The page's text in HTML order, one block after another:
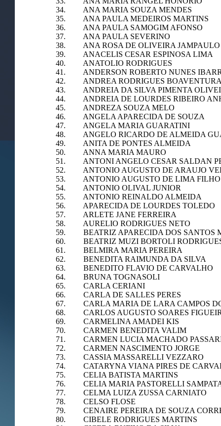
34. ANA MARIA SOUZA MENDES
35. ANA PAULA MEDEIROS MARTINS
36. ANA PAULA SAMOGIM AFONSO
37. ANA PAULA SEVERINO
38. ANA ROSA DE OLIVEIRA JAMPAULO
39. ANACELIS CESAR ESPINOSA LIMA
40. ANATOLIO RODRIGUES
41. ANDERSON ROBERTO NUNES
42. ANDREA RODRIGUES BOAVENTURA
43. ANDREIA DA SILVA PIMENTA
44. ANDREIA DE LOURDES RIBEIRO
45. ANDREZA SOUZA MELO
46. ANGELA APARECIDA DE SOUZA
47. ANGELA MARIA GUARATINI
48. ANGELO RICARDO DE ALMEIDA
49. ANITA DE PONTES ALMEIDA
50. ANNA MARIA MAURO
51. ANTONI ANGELO CESAR SALDAN
52. ANTONIO AUGUSTO DE ARAUJO
53. ANTONIO AUGUSTO DE LIMA FILHO
54. ANTONIO OLIVAL JUNIOR
55. ANTONIO REINALDO ALMEIDA
56. APARECIDA DE LOURDES TOLEDO
57. ARLETE JANE FERREIRA
58. AURELIO RODRIGUES NETO
59. BEATRIZ APARECIDA DOS SANTOS
60. BEATRIZ MUZI BORTOLI
61. BELMIRA MARIA PEREIRA
62. BENEDITA RAIMUNDA DA SILVA
63. BENEDITO FLAVIO DE CARVALHO
64. BRUNA TOGNASOLI
65. CARLA CERIANI
66. CARLA DE SALLES PERES
67. CARLA MARIA DE LARA CAMPOS
68. CARLOS AUGUSTO SOARES
69. CARMELINA AMADEI KIS
70. CARMEN BENEDITA VALIM
71. CARMEN LUCIA MACHADO
72. CARMEN NASCIMENTO JORGE
73. CASSIA MASSARELLI VEZZARO
74. CATARYNA VIANA PIRES DE
75. CELIA BATISTA MARTINS
76. CELIA MARIA PASTORELLI
77. CELMA LUIZA ZUSSA CARNIATO
78. CELSO FLOSE
79. CENAIRE PEREIRA DE SOUZA
80. CIBELE RODRIGUES MARTINS